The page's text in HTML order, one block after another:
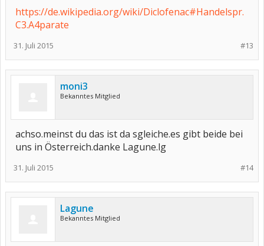
https://de.wikipedia.org/wiki/Diclofenac#Handelspr.
C3.A4parate
#13
31. Juli 2015
moni3
Bekanntes Mitglied
achso.meinst du das ist da sgleiche.es gibt beide bei
uns in Österreich.danke Lagune.lg
#14
31. Juli 2015
Lagune
Bekanntes Mitglied